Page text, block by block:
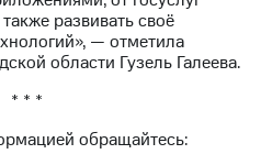
развивать своё
— отметила
области Гузель Галеева.
* * *
обращайтесь: